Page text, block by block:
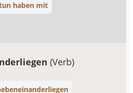
haben mit
(Verb)